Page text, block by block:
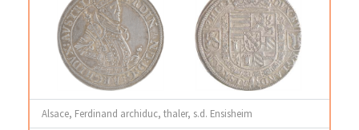
Alsace, Ferdinand archiduc, thaler, s.d. Ensisheim